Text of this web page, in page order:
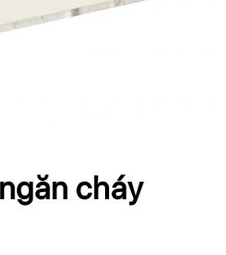
cháy